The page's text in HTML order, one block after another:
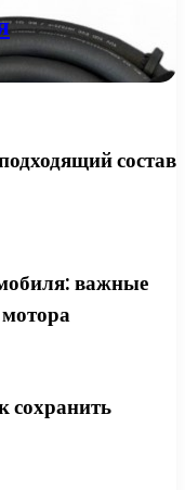
состав
важные
сохранить